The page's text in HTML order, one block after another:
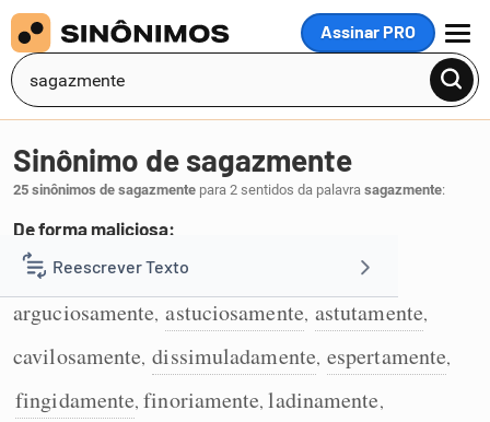
Assinar PRO
MENU
Reescrever Texto
Resumir Texto
Corrigir Texto
Sinônimo de sagazmente
25 sinônimos de sagazmente para 2 sentidos da palavra sagazmente:
De forma maliciosa:
1 maliciosamente
arguciosamente, astuciosamente, astutamente,
cavilosamente, dissimuladamente, espertamente,
fingidamente,finoriamente,ladinamente,